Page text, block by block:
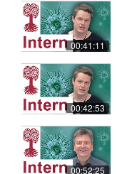
00:41:11
00:42:53
00:52:25